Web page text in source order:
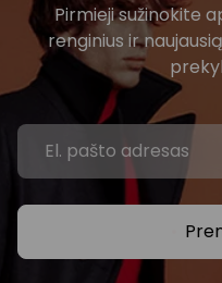
Pirmieji sužinokite
renginius ir